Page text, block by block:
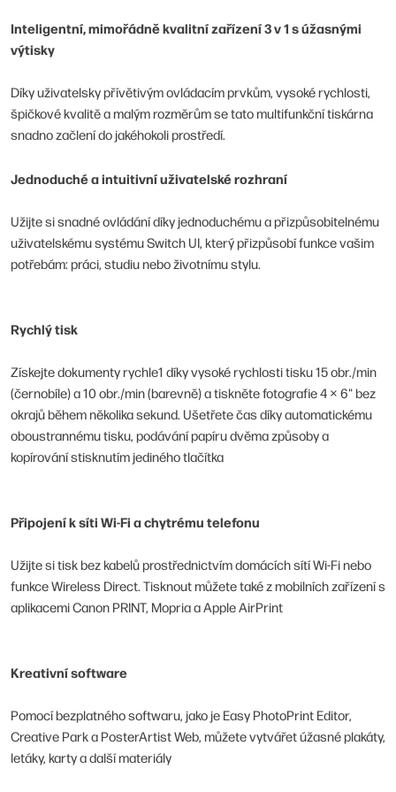
Inteligentní, mimořádně kvalitní zařízení 3 v 1 s úžasnými
výtisky
Díky uživatelsky přívětivým ovládacím prvkům, vysoké rychlosti,
špičkové kvalitě a malým rozměrům se tato multifunkční tiskárna
snadno začlení do jakéhokoli prostředí.
Jednoduché a intuitivní uživatelské rozhraní
Užijte si snadné ovládání díky jednoduchému a přizpůsobitelnému
uživatelskému systému Switch UI, který přizpůsobí funkce vašim
potřebám: práci, studiu nebo životnímu stylu.
Rychlý tisk
Získejte dokumenty rychle1 díky vysoké rychlosti tisku 15 obr./min
(černobíle) a 10 obr./min (barevně) a tiskněte fotografie 4 × 6" bez
okrajů během několika sekund. Ušetřete čas díky automatickému
oboustrannému tisku, podávání papíru dvěma způsoby a
kopírování stisknutím jediného tlačítka
Připojení k síti Wi-Fi a chytrému telefonu
Užijte si tisk bez kabelů prostřednictvím domácích sítí Wi-Fi nebo
funkce Wireless Direct. Tisknout můžete také z mobilních zařízení s
aplikacemi Canon PRINT, Mopria a Apple AirPrint
Kreativní software
Pomocí bezplatného softwaru, jako je Easy PhotoPrint Editor,
Creative Park a PosterArtist Web, můžete vytvářet úžasné plakáty,
letáky, karty a další materiály